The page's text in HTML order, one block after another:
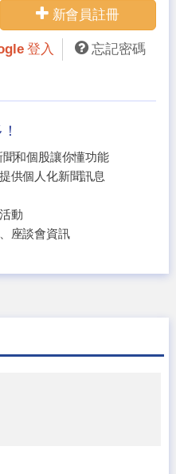
新會員註冊
登入 忘記密碼
和個股讓你懂功能
供個人化新聞訊息
動
座談會資訊